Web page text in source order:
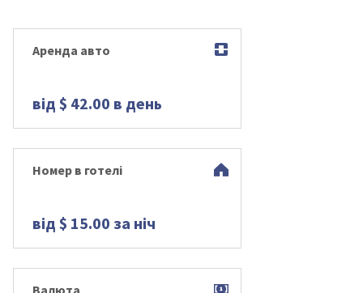
Аренда авто
від $ 42.00 в день
Номер в готелі
від $ 15.00 за ніч
Валюта